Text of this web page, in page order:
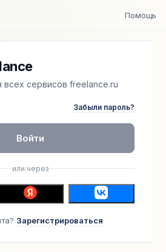
Помощь
всех сервисов freelance.ru
Забыли пароль?
Войти
или через
Зарегистрироваться